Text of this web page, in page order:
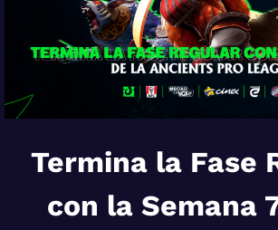
Termina la Fase
con la Semana